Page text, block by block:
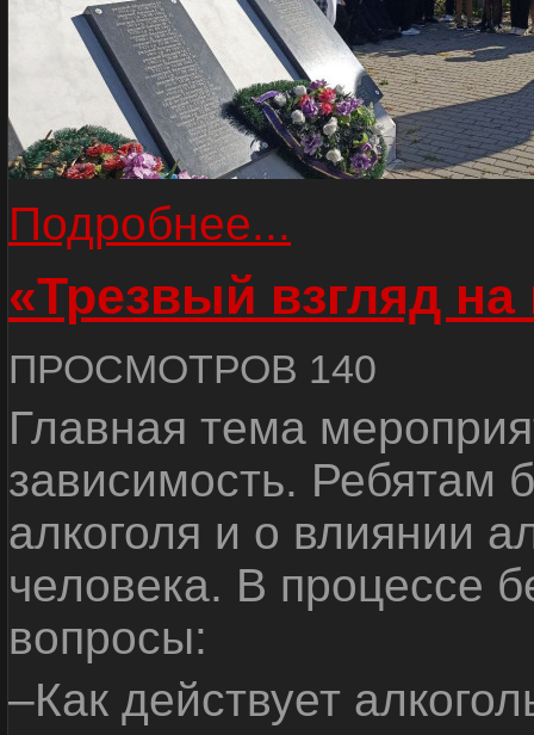
Подробнее...
«Трезвый взгляд на
ПРОСМОТРОВ 140
Главная тема
зависимость. Ребятам
алкоголя и о влиянии
человека. В процессе
вопросы:
–Как действует